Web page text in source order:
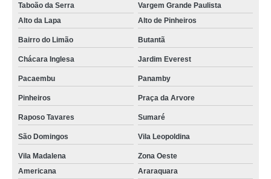
Taboão da Serra
Vargem Grande Paulista
Alto da Lapa
Alto de Pinheiros
Bairro do Limão Butantã
Chácara Inglesa Jardim Everest
Pacaembu Panamby
Pinheiros Praça da Arvore
Raposo Tavares Sumaré
São Domingos Vila Leopoldina
Vila Madalena
Zona Oeste
Americana
Araraquara